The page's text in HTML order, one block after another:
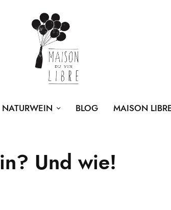
NATURWEIN BLOG MAISON
Und wie!